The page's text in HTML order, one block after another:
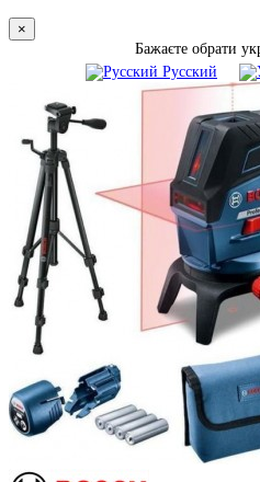
×
Бажаєте обрати
Русский